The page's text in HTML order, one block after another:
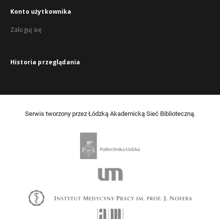
Konto użytkownika
Zaloguj się
Historia przeglądania
Serwis tworzony przez Łódzką Akademicką Sieć Biblioteczną.